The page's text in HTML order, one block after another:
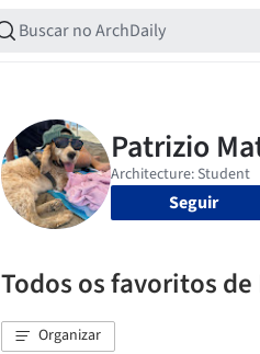
Seguir
Todos os favoritos
Organizar